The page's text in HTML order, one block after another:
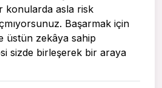
konularda asla risk
Başarmak için
üstün zekâya sahip
sizde birleşerek bir araya